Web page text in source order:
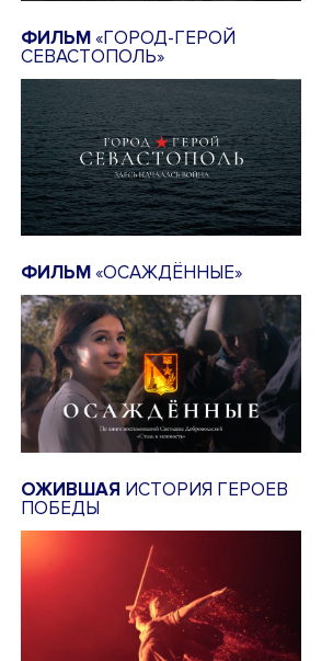
ФИЛЬМ«ГОРОД-ГЕРОЙ
СЕВАСТОПОЛЬ»
ФИЛЬМ«ОСАЖДЁННЫЕ»
ОЖИВШАЯ ИСТОРИЯ ГЕРОЕВ
ПОБЕДЫ